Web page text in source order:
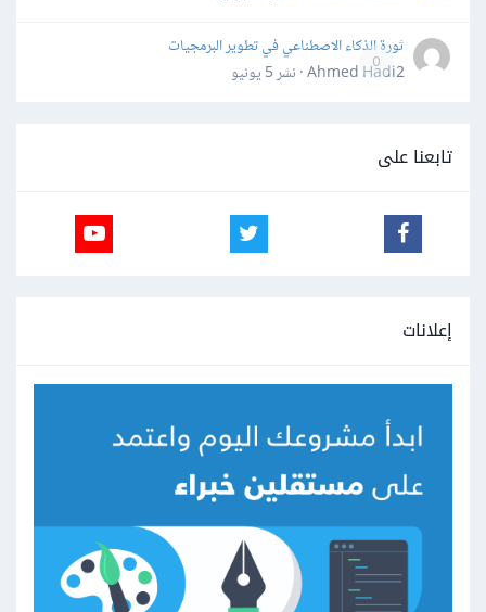
0
ثورة الذكاء الاصطناعي في تطوير البرمجيات
Ahmed Hadi2 · نشر
5 يونيو
تابعنا على
إعلانات